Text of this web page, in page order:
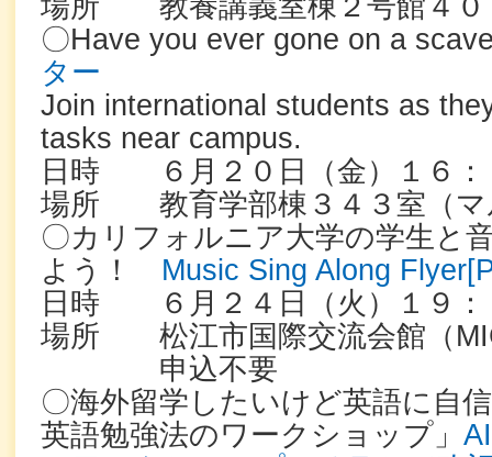
場所 教養講義室棟２号館４０
〇Have you ever gone on a
ター
Join international students as
tasks near campus.
日時 ６月２０日（金）１６：
場所 教育学部棟３４３室（マ
〇カリフォルニア大学の学生と
よう！ Music Sing Along
日時 ６月２４日（火）１９：
場所 松江市国際交流会館（
申込不要
〇海外留学したいけど英語に自
英語勉強法のワークショップ」